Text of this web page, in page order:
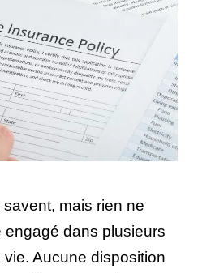
mais rien ne
engagé dans plusieurs
vie. Aucune disposition